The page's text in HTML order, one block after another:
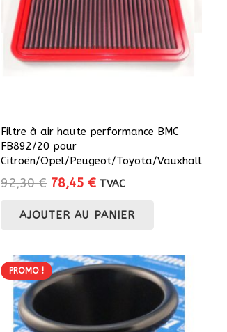
Filtre à air haute performance BMC
FB892/20 pour
Citroën/Opel/Peugeot/Toyota/Vauxhall
92,30€ Le
initial
92,30 €.
78,45 €Le
actuel
78,45 €.
TVAC
AJOUTER AU PANIER
PROMO !